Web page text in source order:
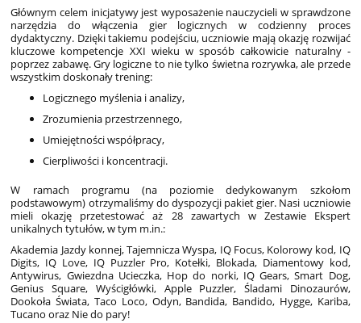
Głównym celem inicjatywy jest wyposażenie nauczycieli w sprawdzone
narzędzia do włączenia gier logicznych w codzienny proces
dydaktyczny. Dzięki takiemu podejściu, uczniowie mają okazję rozwijać
kluczowe kompetencje XXI wieku w sposób całkowicie naturalny -
poprzez zabawę. Gry logiczne to nie tylko świetna rozrywka, ale przede
wszystkim doskonały trening:
Logicznego myślenia i analizy,
Zrozumienia przestrzennego,
Umiejętności współpracy,
Cierpliwości i koncentracji.
W ramach programu (na poziomie dedykowanym szkołom
podstawowym) otrzymaliśmy do dyspozycji pakiet gier. Nasi uczniowie
mieli okazję przetestować aż 28 zawartych w Zestawie Ekspert
unikalnych tytułów, w tym m.in.:
Akademia Jazdy konnej, Tajemnicza Wyspa, IQ Focus, Kolorowy kod, IQ
Digits, IQ Love, IQ Puzzler Pro, Kotełki, Blokada, Diamentowy kod,
Antywirus, Gwiezdna Ucieczka, Hop do norki, IQ Gears, Smart Dog,
Genius Square, Wyścigłówki, Apple Puzzler, Śladami Dinozaurów,
Dookoła Świata, Taco Loco, Odyn, Bandida, Bandido, Hygge, Kariba,
Tucano oraz Nie do pary!